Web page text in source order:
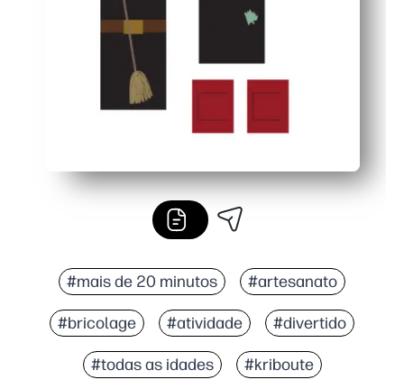
#mais de 20 minutos #artesanato
#bricolage #atividade #divertido
#todas as idades #kriboute